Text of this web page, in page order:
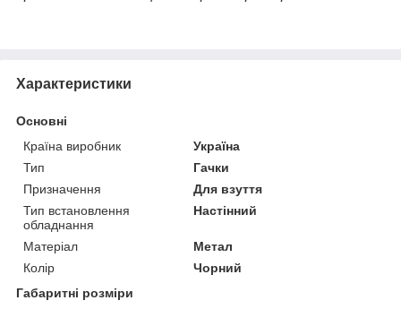
Характеристики
Основні
Країна виробник
Україна
Тип
Гачки
Призначення
Для взуття
Тип встановлення
обладнання
Настінний
Матеріал
Метал
Колір
Чорний
Габаритні розміри